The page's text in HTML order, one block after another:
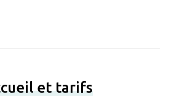
et tarifs